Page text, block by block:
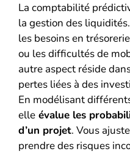
La comptabilité
la gestion des
les besoins en
ou les difficultés de
autre aspect réside
pertes liées à des
En modélisant
elle évalue les
d’un projet. Vous
prendre des risques